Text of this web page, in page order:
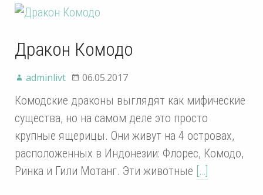
Дракон Комодо
adminlivt 06.05.2017
Комодские драконы выглядят как мифические
существа, но на самом деле это просто
крупные ящерицы. Они живут на 4 островах,
расположенных в Индонезии: Флорес, Комодо,
Ринка и Гили Мотанг. Эти животные […]